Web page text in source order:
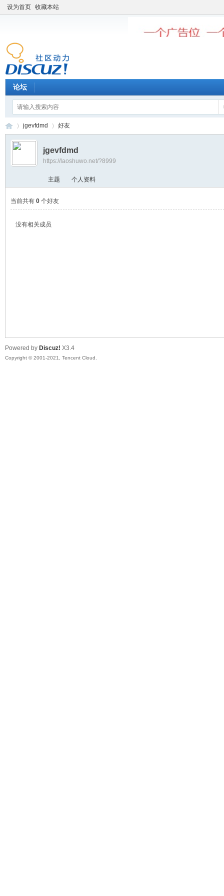
设为首页 收藏本站
论坛
›
jgevfdmd 好友
jgevfdmd
https://laoshuwo.net/?8999
主题 个人资料
当前共有 0个好友
没有相关成员
Powered by Discuz! X3.4
Copyright © 2001-2021, Tencent Cloud.